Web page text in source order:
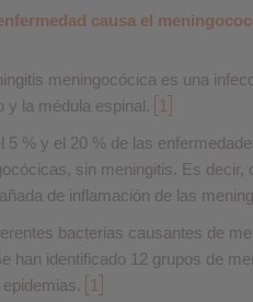
causa el
meningocócica es una
y la médula espinal.
1
5 % y el 20 % de las
sin meningitis. Es decir,
de inflamación de las
bacterias causantes de
han identificado 12 grupos de
1